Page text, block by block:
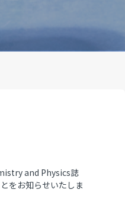
and Physics誌
をお知らせいたしま